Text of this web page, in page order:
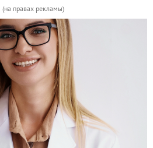
(на правах рекламы)